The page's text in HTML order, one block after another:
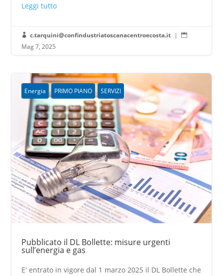
Leggi tutto
 c.tarquini@confindustriatoscanacentroecosta.it | 
Mag 7, 2025
Energia PRIMO PIANO SERVIZI
Pubblicato il DL Bollette: misure urgenti
sull’energia e gas
E' entrato in vigore dal 1 marzo 2025 il DL Bollette che